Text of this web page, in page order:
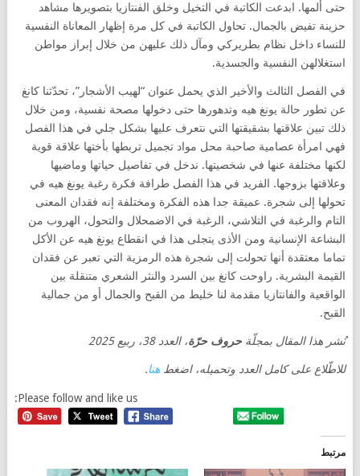
حتى ألمها. ابدعت الكاتبة في التخيل وخلق الفنتازيا بتصويرها مشاهد
حزينة تفيض بالجمال. تحاول الكاتبة في كل مرة إظهار المعاناة النفسية
للنساء داخل نظام بطريركي ومآل ذلك عليهن من خلال إبراز مواطن
استغلالهن النفسية والجسدية.
في الفصل الثالث والأخير الذي يحمل عنوان “لهيب الأشجار”، تحدّثنا كانغ
عن تطور حالة يونغ هيه وتدهورها حتى دخولها مصحة نفسية، ومن خلال
ذلك تبين علاقتها بشقيقتها التي نتعرف عليها بشكل جلي في هذا الفصل
فهي امرأة عصامية صاحبة محل مواد تجميل تربطها بأختها علاقة قوية
لكنها مختلفة عنها في شخصيتها. ندخل في تفاصيل حياتها وماضيها
وعلاقتها بزوجها. الفريد في هذا الفصل طرافة فكرة رغبة يونغ هيه في
تحولها إلى شجرة. عميقة جدا هذه الفكرة ومختلفة إنه فقدان المعنى
التام والرغبة في التلاشي، الرغبة في الاضمحلال والتحول، الهروب من
البشاعة الإنسانية ومن الأذى يتجلى هذا في انقطاع يونغ هيه عن الأكل
تماما معتقدة أنها تحولت إلى شجرة هذه الرمزية التي تعبر عن فقدان
القيمة البشرية. راوحت كانغ بين السرد والنثر الشعري متنقلة بين
الواقعية والفانتازيا مقدمة لنا خليط من القبح والجمال أو من جمالية
القبح.
نُشر هذا المقال بمجلّةحروف حرّة، العدد 38، ربيع 2025
للاطّلاع على كامل العدد وتحميله، اضغط هنا.
Please follow and like us:
مرتبط